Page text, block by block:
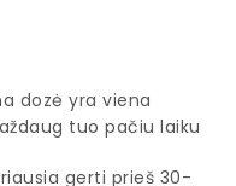
dozė yra viena
tuo pačiu laiku
gerti prieš 30-